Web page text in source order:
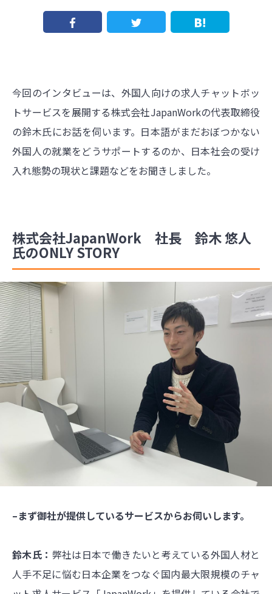
今回のインタビューは、外国人向けの求人チャットボッ
トサービスを展開する株式会社JapanWorkの代表取締役
の鈴木氏にお話を伺います。日本語がまだおぼつかない
外国人の就業をどうサポートするのか、日本社会の受け
入れ態勢の現状と課題などをお聞きしました。
株式会社JapanWork 社長 鈴木 悠人
氏のONLY STORY
–まず御社が提供しているサービスからお伺いします。
鈴木氏： 弊社は日本で働きたいと考えている外国人材と
人手不足に悩む日本企業をつなぐ国内最大限規模のチャ